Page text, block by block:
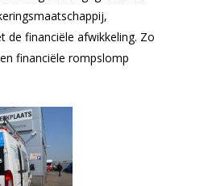
de financiële afwikkeling. Zo
financiële rompslomp